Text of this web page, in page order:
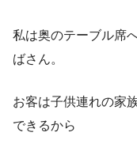
私は奥のテーブル席
ばさん。
お客は子供連れの家
できるから